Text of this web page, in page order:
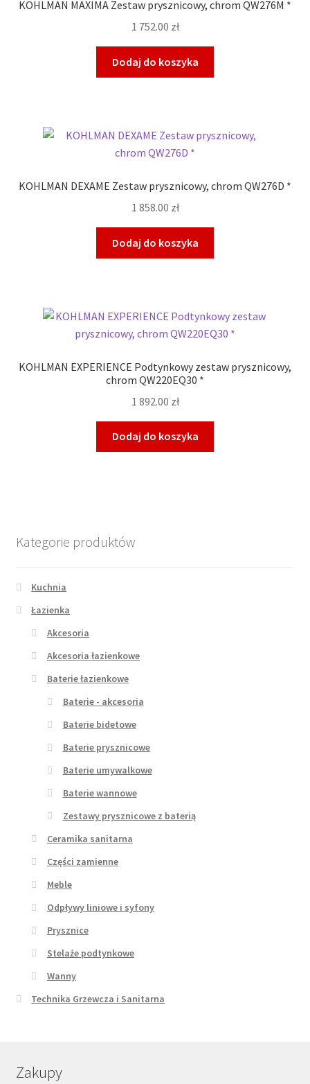
KOHLMAN MAXIMA Zestaw prysznicowy, chrom QW276M *
1 752.00 zł
Dodaj do koszyka
KOHLMAN DEXAME Zestaw prysznicowy, chrom QW276D *
1 858.00 zł
Dodaj do koszyka
KOHLMAN EXPERIENCE Podtynkowy zestaw prysznicowy,
chrom QW220EQ30 *
1 892.00 zł
Dodaj do koszyka
Kategorie produktów
Kuchnia
Łazienka
Akcesoria
Akcesoria łazienkowe
Baterie łazienkowe
Baterie - akcesoria
Baterie bidetowe
Baterie prysznicowe
Baterie umywalkowe
Baterie wannowe
Zestawy prysznicowe z baterią
Ceramika sanitarna
Części zamienne
Meble
Odpływy liniowe i syfony
Prysznice
Stelaże podtynkowe
Wanny
Technika Grzewcza i Sanitarna
Zakupy